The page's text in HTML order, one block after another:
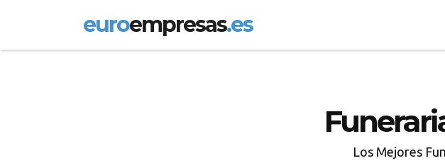
euroempresas.es
Los Mejores